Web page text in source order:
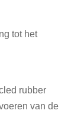
tot het
rubber
van de